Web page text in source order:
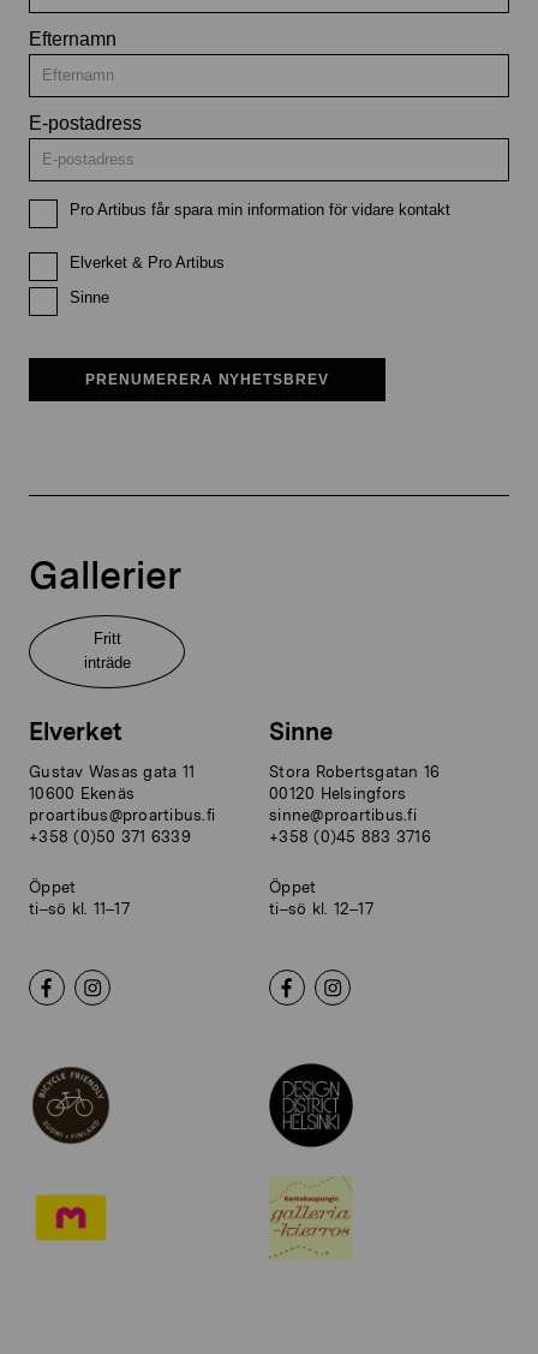
Efternamn
E-postadress
Pro Artibus får spara min information för vidare kontakt
Elverket & Pro Artibus
Sinne
PRENUMERERA NYHETSBREV
Gallerier
Fritt
inträde
Elverket
Gustav Wasas gata 11
10600 Ekenäs
proartibus@proartibus.fi
+358 (0)50 371 6339
Öppet
ti–sö kl. 11–17
Sinne
Stora Robertsgatan 16
00120 Helsingfors
sinne@proartibus.fi
+358 (0)45 883 3716
Öppet
ti–sö kl. 12–17